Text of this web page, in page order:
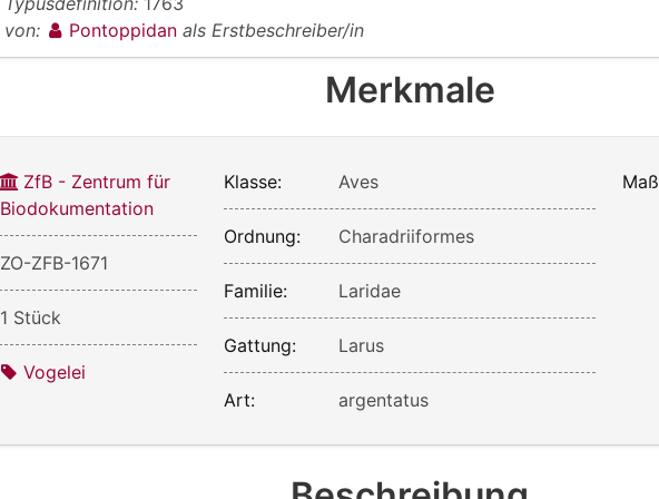
von:
Pontoppidan als Erstbeschreiber/in
Merkmale
ZfB - Zentrum für
Biodokumentation
ZO-ZFB-1671
1 Stück
Vogelei
Klasse: Aves
Ordnung: Charadriiformes
Familie: Laridae
Gattung: Larus
Art: argentatus